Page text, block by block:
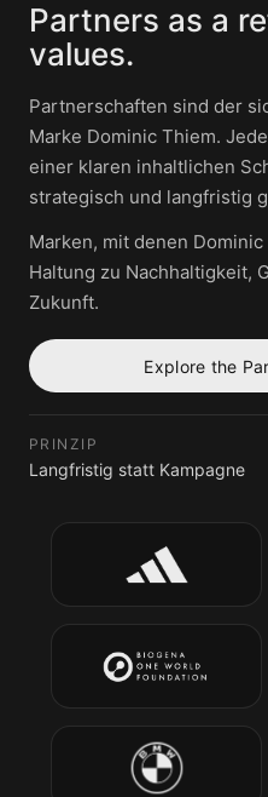
Partners as a
values.
Partnerschaften sind der
Marke Dominic Thiem.
einer klaren inhaltlichen
strategisch und langfristig
Marken, mit denen
Haltung zu Nachhaltigkeit,
Zukunft.
Explore the
PRINZIP
Langfristig statt Kampagne